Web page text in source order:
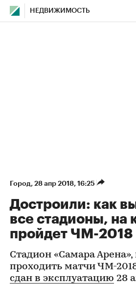
НЕДВИЖИМОСТЬ
Город⁠, 28 апр 2018, 16:25
Достроили: как
все стадионы, на
пройдет ЧМ-2018
Стадион «Самара Арена»,
проходить матчи ЧМ-
сдан в эксплуатацию 28